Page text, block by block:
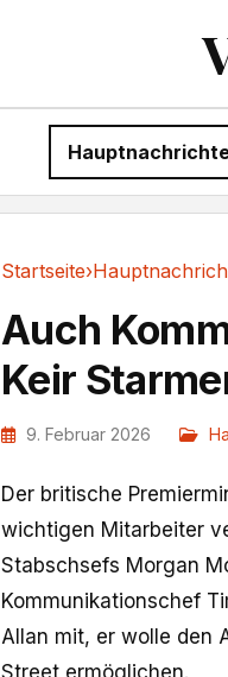
Startseite›
Auch
Keir
9. Februar 2026
Der britische
wichtigen Mitarbeiter
Stabschsefs Morgan
Kommunikationschef
Allan mit, er wolle den
Street ermöglichen.